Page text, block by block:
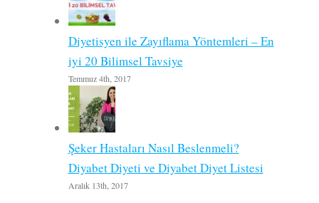
Diyetisyen ile Zayıflama Yöntemleri – En
iyi 20 Bilimsel Tavsiye
Temmuz 4th, 2017
Şeker Hastaları Nasıl Beslenmeli?
Diyabet Diyeti ve Diyabet Diyet Listesi
Aralık 13th, 2017